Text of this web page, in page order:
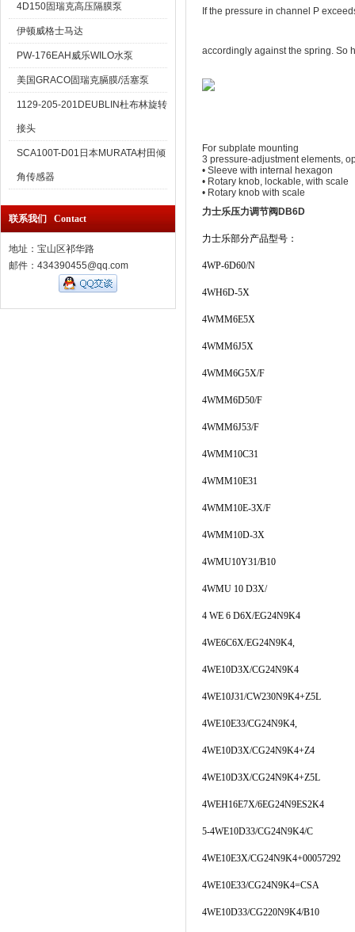
4D150固瑞克高压隔膜泵
伊顿威格士马达
PW-176EAH威乐WILO水泵
美国GRACO固瑞克膈膜/活塞泵
1129-205-201DEUBLIN杜布林旋转
接头
SCA100T-D01日本MURATA村田倾
角传感器
联系我们 Contact
地址：宝山区祁华路
邮件：434390455@qq.com
If the pressure in channel P
accordingly against the spring. So
For subplate mounting
3 pressure-adjustment elements,
• Sleeve with internal hexagon
• Rotary knob, lockable, with scale
• Rotary knob with scale
力士乐压力调节阀DB6D
力士乐部分产品型号：
4WP-6D60/N
4WH6D-5X
4WMM6E5X
4WMM6J5X
4WMM6G5X/F
4WMM6D50/F
4WMM6J53/F
4WMM10C31
4WMM10E31
4WMM10E-3X/F
4WMM10D-3X
4WMU10Y31/B10
4WMU 10 D3X/
4 WE 6 D6X/EG24N9K4
4WE6C6X/EG24N9K4,
4WE10D3X/CG24N9K4
4WE10J31/CW230N9K4+Z5L
4WE10E33/CG24N9K4,
4WE10D3X/CG24N9K4+Z4
4WE10D3X/CG24N9K4+Z5L
4WEH16E7X/6EG24N9ES2K4
5-4WE10D33/CG24N9K4/C
4WE10E3X/CG24N9K4+00057292
4WE10E33/CG24N9K4=CSA
4WE10D33/CG220N9K4/B10